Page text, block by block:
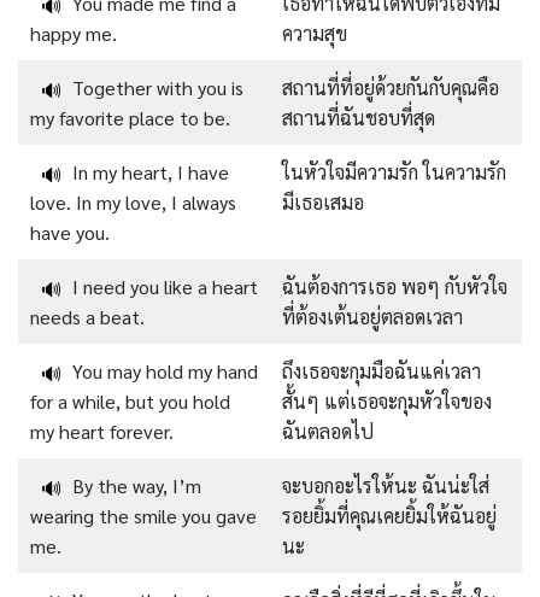
🔊
happy me.
ความสุข
🔊 Together with you is
my favorite place to be.
สถานที่ที่อยู่ด้วยกันกับคุณคือ
สถานที่ฉันชอบที่สุด
🔊 In my heart, I have
love. In my love, I always
have you.
ในหัวใจมีความรัก ในความรัก
มีเธอเสมอ
🔊 I need you like a heart
needs a beat.
ฉันต้องการเธอ พอๆ กับหัวใจ
ที่ต้องเต้นอยู่ตลอดเวลา
🔊 You may hold my hand
for a while, but you hold
my heart forever.
ถึงเธอจะกุมมือฉันแค่เวลา
สั้นๆ แต่เธอจะกุมหัวใจของ
ฉันตลอดไป
🔊 By the way, I’m
wearing the smile you gave
me.
จะบอกอะไรให้นะ ฉันน่ะใส่
รอยยิ้มที่คุณเคยยิ้มให้ฉันอยู่
นะ